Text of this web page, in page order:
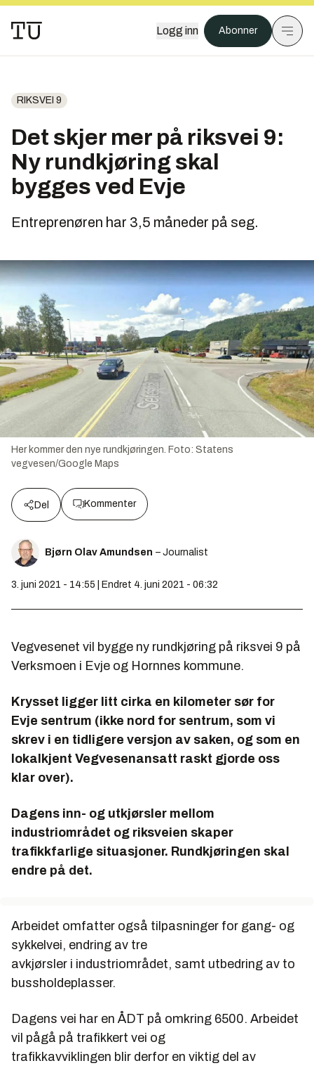
Logg inn Abonner
RIKSVEI 9
Det skjer mer på riksvei 9:
Ny rundkjøring skal
bygges ved Evje
Entreprenøren har 3,5 måneder på seg.
Her kommer den nye rundkjøringen. Foto: Statens
vegvesen/Google Maps
Del Kommenter
Bjørn Olav Amundsen – Journalist
3. juni 2021 - 14:55 | Endret 4. juni 2021 - 06:32
Vegvesenet vil bygge ny rundkjøring på riksvei 9 på
Verksmoen i Evje og Hornnes kommune.
Krysset ligger litt cirka en kilometer sør for
Evje sentrum (ikke nord for sentrum, som vi
skrev i en tidligere versjon av saken, og som en
lokalkjent Vegvesenansatt raskt gjorde oss
klar over).
Dagens inn- og utkjørsler mellom
industriområdet og riksveien skaper
trafikkfarlige situasjoner. Rundkjøringen skal
endre på det.
Arbeidet omfatter også tilpasninger for gang- og
sykkelvei, endring av tre
avkjørsler i industriområdet, samt utbedring av to
bussholdeplasser.
Dagens vei har en ÅDT på omkring 6500. Arbeidet
vil pågå på trafikkert vei og
trafikkavviklingen blir derfor en viktig del av